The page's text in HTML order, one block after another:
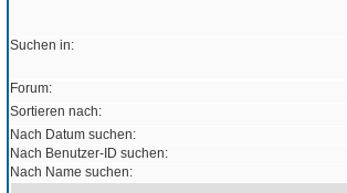
Suchen in:
Forum:
Sortieren nach:
Nach Datum suchen:
Nach Benutzer-ID suchen:
Nach Name suchen: